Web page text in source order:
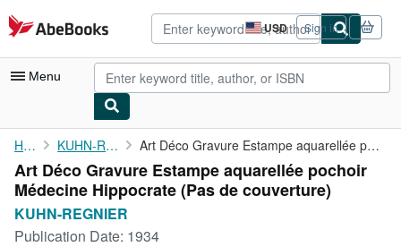
Skip to main content
AbeBooks.com USD
Site
shopping
preferences
Sign in
Menu
My Account
My Purchases
Advanced Search
Browse Collections
Home KUHN-REGNIER Art Déco Gravure Estampe aquarellée pochoir Médecine Hippocrate
Art Déco Gravure Estampe aquarellée pochoir
Médecine Hippocrate (Pas de couverture)
KUHN-REGNIER
Publication Date: 1934